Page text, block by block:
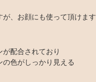
、お顔にも使って頂けます
配合されており
色がしっかり見える